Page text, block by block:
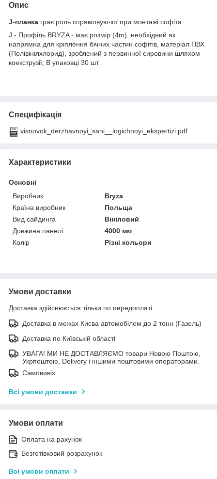
Опис
J-планка грає роль спрямовуючої при монтажі софіта
J - Профіль BRYZA - має розмір (4m), необхідний як
напрямна для кріплення бічних частин софітів, матеріал ПВХ
(Полівінілхлорид), зроблений з первинної сировини шляхом
коекструзії; В упаковці 30 шт
Специфікація
visnovok_derzhavnoyi_sani__logichnoyi_ekspertizi.pdf
Характеристики
Основні
Виробник
Bryza
Країна виробник
Польща
Вид сайдинга
Вініловий
Довжина панелі
4000 мм
Колір
Різні кольори
Умови доставки
Доставка здійснюється тільки по передоплаті.
Доставка в межах Києва автомобілем до 2 тонн (Газель)
Доставка по Київській області
УВАГА! МИ НЕ ДОСТАВЛЯЄМО товари Новою Поштою,
Укрпоштою, Delivery і іншими поштовими операторами.
Самовивіз
Всі умови доставки
Умови оплати
Оплата на рахунок
Безготівковий розрахунок
Всі умови оплати